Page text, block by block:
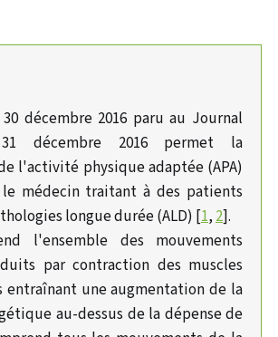
décembre 2016 paru au Journal
décembre 2016 permet la
l'activité physique adaptée (APA)
médecin traitant à des patients
longue durée (ALD) [1,2].
l'ensemble des mouvements
par contraction des muscles
une augmentation de la
au-dessus de la dépense de